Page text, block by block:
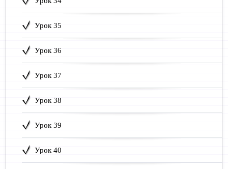
Урок 35
Урок 36
Урок 37
Урок 38
Урок 39
Урок 40